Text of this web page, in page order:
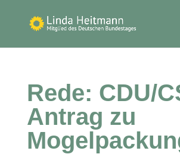
Rede: CDU/
Antrag zu